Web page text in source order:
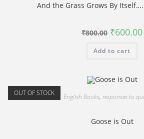
And the Grass Grows By
₹800.00 Original
price
₹800.00.
₹600.00
Add to cart
OUT OF STOCK English Books, responses to
Goose is Out